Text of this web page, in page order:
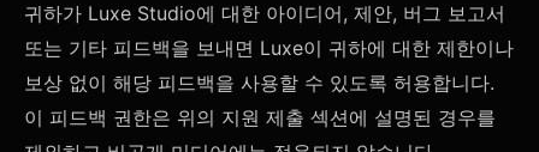
귀하가 Luxe Studio에 대한 아이디어, 제안, 버그 보고서
또는 기타 피드백을 보내면 Luxe이 귀하에 대한 제한이나
보상 없이 해당 피드백을 사용할 수 있도록 허용합니다.
이 피드백 권한은 위의 지원 제출 섹션에 설명된 경우를